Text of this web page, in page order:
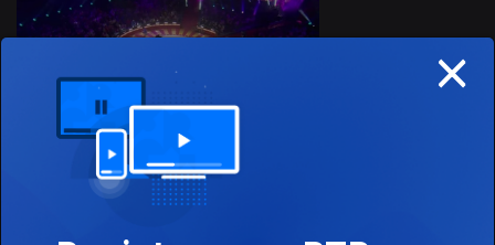
×